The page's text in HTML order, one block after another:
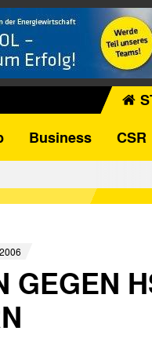
Business CSR
GEGEN